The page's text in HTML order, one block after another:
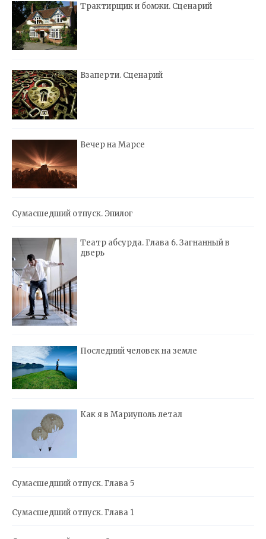
Трактирщик и бомжи. Сценарий
Взаперти. Сценарий
Вечер на Марсе
Сумасшедший отпуск. Эпилог
Театр абсурда. Глава 6. Загнанный в
дверь
Последний человек на земле
Как я в Мариуполь летал
Сумасшедший отпуск. Глава 5
Сумасшедший отпуск. Глава 1